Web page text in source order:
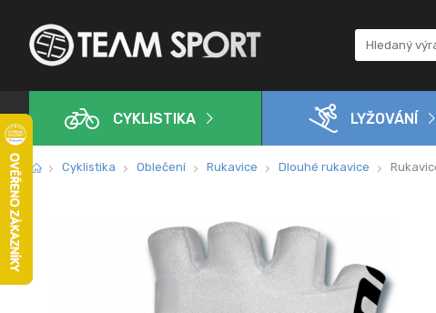
CYKLISTIKA LYŽOVÁNÍ
Cyklistika Oblečení Rukavice Dlouhé rukavice